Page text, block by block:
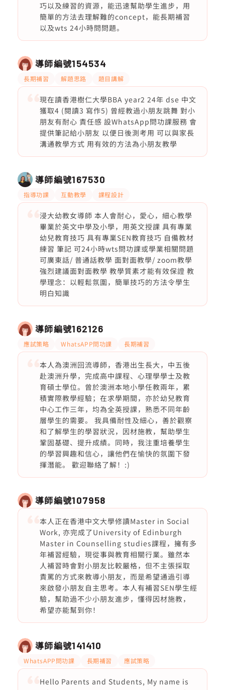
巧以及練習的資源，能迅速幫助學生進步，用
簡單的方法去理解難的concept，能長期補習
以及wts 24小時問問題。
導師編號154534
長期補習 解題思路 題目講解
現在讀香港樹仁大學BBA year2 24年 dse 中文
獲取4 (閱讀3 寫作5) 曾經教過小朋友跳舞 對小
朋友有耐心 責任感 設WhatsApp問功課服務 會
提供筆記給小朋友 以便日後測考用 可以與家長
溝通教學方式 用有效的方法為小朋友教學
導師編號167530
指導功課 互動教學 課程設計
浸大幼教女導師 本人會耐心，愛心，細心教學
畢業於英文中學及小學，用英文授課 具有專業
幼兒教育技巧 具有專業SEN教育技巧 自備教材
練習 筆記 可24小時wts問功課或學業相關問題
可廣東話/ 普通話教學 面對面教學/ zoom教學
強烈建議面對面教學 教學質素才能有效保證 教
學理念：以輕鬆氛圍，簡單技巧的方法令學生
明白知識
導師編號162126
應試策略 WhatsAPP問功課 長期補習
本人為澳洲回流導師，香港出生長大，中五後
赴澳洲升學，完成高中課程、心理學學士及教
育碩士學位。曾於澳洲本地小學任教兩年，累
積實際教學經驗；在求學期間，亦於幼兒教育
中心工作三年，均為全英授課，熟悉不同年齡
層學生的需要。 我具備耐性及細心，善於觀察
和了解學生的學習狀況，因材施教，幫助學生
鞏固基礎、提升成績。同時，我注重培養學生
的學習興趣和信心，讓他們在愉快的氛圍下發
揮潛能。 歡迎聯絡了解！:)
導師編號107958
本人正在香港中文大學修讀Master in Social
Work, 亦完成了University of Edinburgh
Master in Counselling studies課程，擁有多
年補習經驗，現從事與教育相關行業。雖然本
人補習時會對小朋友比較嚴格，但不主張採取
責罵的方式來教導小朋友，而是希望通過引導
來啟發小朋友自主思考。本人有補習SEN學生經
驗，幫助過不少小朋友進步，懂得因材施教，
希望亦能幫到你！
導師編號141410
WhatsAPP問功課 長期補習 應試策略
Hello Parents and Students, My name is